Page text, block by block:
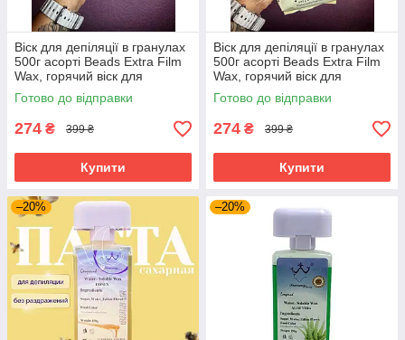
Віск для депіляції в гранулах
500г асорті Beads Extra Film
Wax, горячий віск для
воскоплава
Готово до відправки
274 ₴ 399 ₴
Купити
Віск для депіляції в гранулах
500г асорті Beads Extra Film
Wax, горячий віск для
воскоплава
Готово до відправки
274 ₴ 399 ₴
Купити
–20% –20%